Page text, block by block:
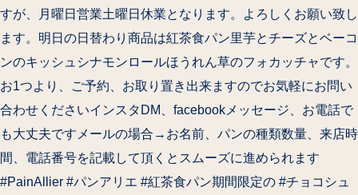
すが、月曜日営業土曜日休業となります。よろしくお願い致し
ます。明日の日替わり商品は紅茶食パン里芋とチーズとベーコ
ンのキッシュシナモンロールほうれん草のフォカッチャです。
お1つより、ご予約、お取り置き出来ますのでお気軽にお問い
合わせくださいインスタDM、facebookメッセージ、お電話で
も大丈夫ですメールの場合→お名前、パンの種類数量、来店時
間、電話番号を記載して頂くとスムーズに進められます
#PainAllier #パンアリエ #紅茶食パン期間限定の #チョコシュ